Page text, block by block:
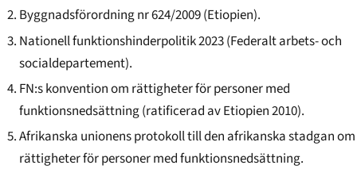
Byggnadsförordning nr 624/2009 (Etiopien).
Nationell funktionshinderpolitik 2023 (Federalt arbets- och
socialdepartement).
FN:s konvention om rättigheter för personer med
funktionsnedsättning (ratificerad av Etiopien 2010).
Afrikanska unionens protokoll till den afrikanska stadgan om
rättigheter för personer med funktionsnedsättning.